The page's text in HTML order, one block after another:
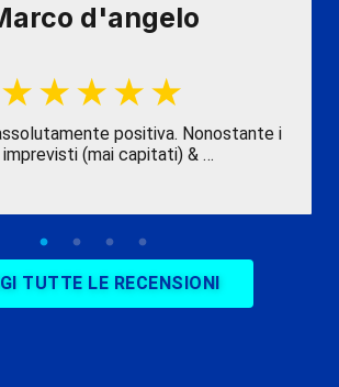
d'angelo
positiva. Nonostante i
imprevisti (mai capitati) & …
TUTTE LE RECENSIONI